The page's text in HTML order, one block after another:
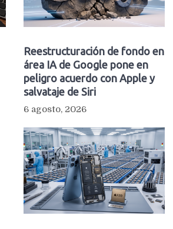
Reestructuración de fondo en
área IA de Google pone en
peligro acuerdo con Apple y
salvataje de Siri
6 agosto, 2026